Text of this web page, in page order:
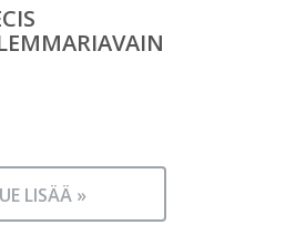
LISÄÄ »